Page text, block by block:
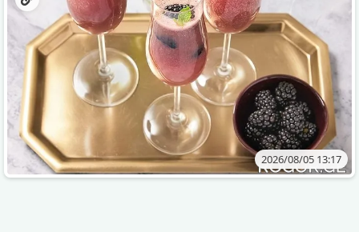
2026/08/05 13:17